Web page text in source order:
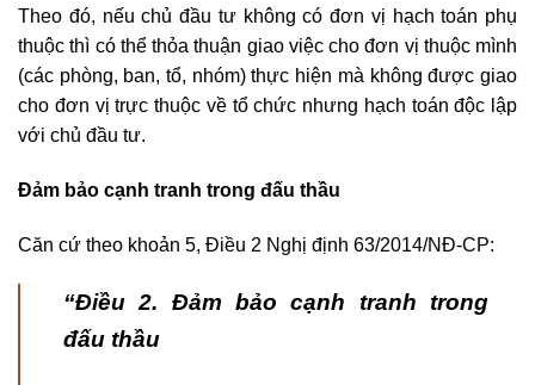
Theo đó, nếu chủ đầu tư không có đơn vị hạch toán phụ
thuộc thì có thể thỏa thuận giao việc cho đơn vị thuộc mình
(các phòng, ban, tổ, nhóm) thực hiện mà không được giao
cho đơn vị trực thuộc về tổ chức nhưng hạch toán độc lập
với chủ đầu tư.
Đảm bảo cạnh tranh trong đấu thầu
Căn cứ theo khoản 5, Điều 2 Nghị định 63/2014/NĐ-CP:
“Điều 2. Đảm bảo cạnh tranh trong
đấu thầu